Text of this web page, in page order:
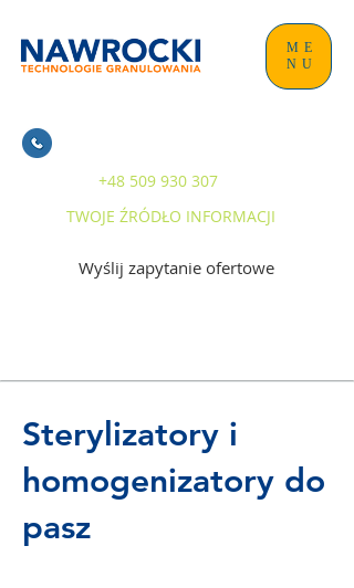
ME
NU
+48 509 930 307
TWOJE ŹRÓDŁO INFORMACJI
Wyślij zapytanie ofertowe
Sterylizatory i
homogenizatory do
pasz